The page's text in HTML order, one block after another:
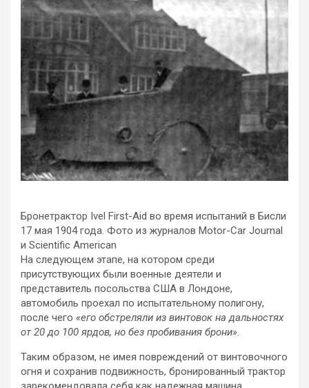
Бронетрактор Ivel First-Aid во время испытаний в Бисли
17 мая 1904 года. Фото из журналов Motor-Car Journal
и Scientific American
На следующем этапе, на котором среди
присутствующих были военные деятели и
представитель посольства США в Лондоне,
автомобиль проехал по испытательному полигону,
после чего «его обстреляли из винтовок на дальностях
от 20 до 100 ярдов, но без пробивания брони»
Таким образом, не имея повреждений от винтовочного
огня и сохранив подвижность, бронированный трактор